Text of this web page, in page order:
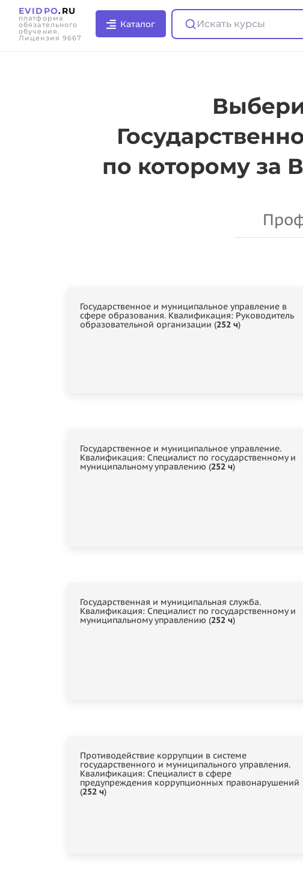
EVIDPO.RU
платформа
обязательного
обучения.
Лицензия 9667
Каталог Искать курсы
по которому за
Государственное и муниципальное управление в
сфере образования. Квалификация: Руководитель
образовательной организации (252 ч)
Государственное и муниципальное управление.
Квалификация: Специалист по государственному и
муниципальному управлению (252 ч)
Государственная и муниципальная служба.
Квалификация: Специалист по государственному и
муниципальному управлению (252 ч)
Противодействие коррупции в системе
государственного и муниципального управления.
Квалификация: Специалист в сфере
предупреждения коррупционных правонарушений
(252 ч)